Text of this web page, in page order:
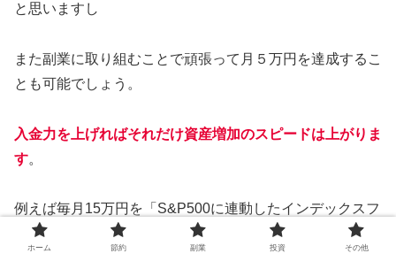
と思いますし
また副業に取り組むことで頑張って月５万円を達成するこ
とも可能でしょう。
入金力を上げればそれだけ資産増加のスピードは上がりま
す。
例えば毎月15万円を「S&P500に連動したインデックスフ
ァンド」に
ホーム 節約 副業 投資 その他